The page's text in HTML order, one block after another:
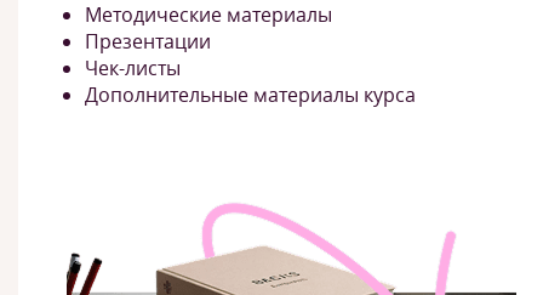
Методические материалы
Презентации
Чек-листы
Дополнительные материалы курса